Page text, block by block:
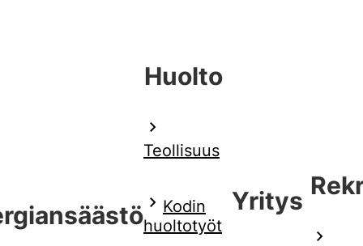
Huolto
Teollisuus
Kodin
huoltotyöt
Yritys